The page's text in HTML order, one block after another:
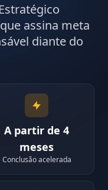
assina meta
diante do
A partir de 4
meses
Conclusão acelerada